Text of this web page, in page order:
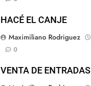
HACÉ EL CANJE
Maximiliano Rodriguez
0
VENTA DE ENTRADAS